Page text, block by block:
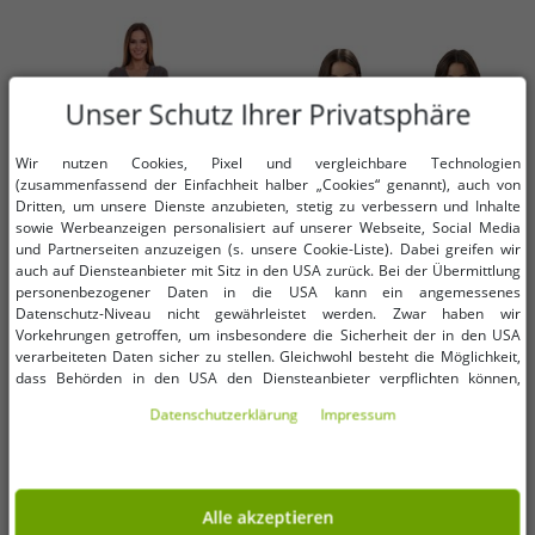
Verfügbare Größen
32 34 36
Grau0,99 €
Verfügbare Größen
XS S M L XL XXL
und Tasche 280 g/m² 79215
Schwarz oder Dunkelblau
12,00 €
Unser Schutz Ihrer Privatsphäre
Wir nutzen Cookies, Pixel und vergleichbare Technologien
(zusammenfassend der Einfachheit halber „Cookies“ genannt), auch von
Dritten, um unsere Dienste anzubieten, stetig zu verbessern und Inhalte
sowie Werbeanzeigen personalisiert auf unserer Webseite, Social Media
und Partnerseiten anzuzeigen (s. unsere Cookie-Liste). Dabei greifen wir
auch auf Diensteanbieter mit Sitz in den USA zurück. Bei der Übermittlung
personenbezogener Daten in die USA kann ein angemessenes
Datenschutz-Niveau nicht gewährleistet werden. Zwar haben wir
Vorkehrungen getroffen, um insbesondere die Sicherheit der in den USA
verarbeiteten Daten sicher zu stellen. Gleichwohl besteht die Möglichkeit,
dass Behörden in den USA den Diensteanbieter verpflichten können,
im Einzelfall auf Basis entsprechender US-Gesetzgebung, ein wirksamer
Zugriff informiert wirst. Mit Deiner Einwilligung gem. Art. 49 Abs. 1 lit. a
DSGVO erklärst Du Dich in die Übermittlung in die USA für einverstanden
(s.a. unsere Datenschutzerklärung). Du hast die Wahl, ob nur notwendige
Daten­schutz­erklärung Impressum
Alle akzeptieren